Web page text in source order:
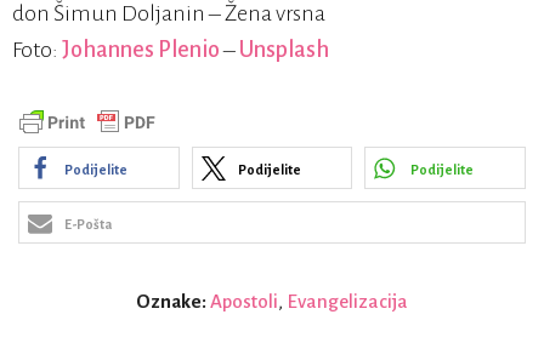
don Šimun Doljanin – Žena vrsna
Foto: Johannes Plenio– Unsplash
Podijelite Podijelite Podijelite
E-Pošta
Oznake: Apostoli, Evangelizacija